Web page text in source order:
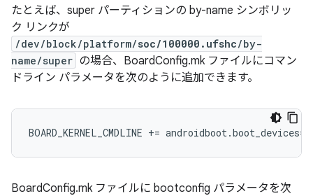
たとえば、super パーティションの by-name シンボリッ
ク リンクが
/dev/block/platform/soc/100000.ufshc/by-
name/super の場合、BoardConfig.mk ファイルにコマン
ドライン パラメータを次のように追加できます。
BOARD_KERNEL_CMDLINE +=
BoardConfig.mk ファイルに bootconfig パラメータを次